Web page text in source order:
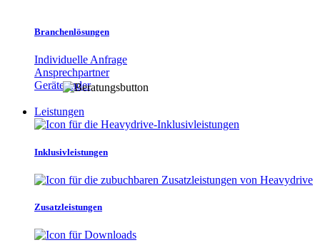
Branchenlösungen
Individuelle Anfrage
Ansprechpartner
Gerätefinder
Leistungen
Inklusivleistungen
Zusatzleistungen